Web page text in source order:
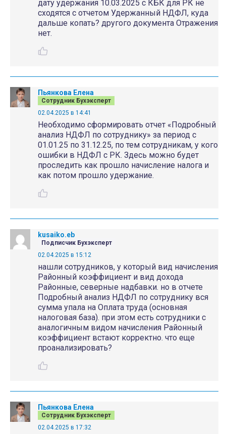
дату удержания 10.03.2025 с КБК для РК не
сходятся с отчетом Удержанный НДФЛ, куда
дальше копать? другого документа Отражения
нет.
Пьянкова Елена
Сотрудник Бухэксперт
02.04.2025 в 14:41
Необходимо сформировать отчет «Подробный
анализ НДФЛ по сотруднику» за период с
01.01.25 по 31.12.25, по тем сотрудникам, у кого
ошибки в НДФЛ с РК. Здесь можно будет
проследить как прошло начисление налога и
как потом прошло удержание.
kusaiko.eb
Подписчик Бухэксперт
02.04.2025 в 15:12
нашли сотрудников, у который вид начисления
Районный коэффициент и вид дохода
Районные, северные надбавки. но в отчете
Подробный анализ НДФЛ по сотруднику вся
сумма упала на Оплата труда (основная
налоговая база). при этом есть сотрудники с
аналогичным видом начисления Районный
коэффициент встают корректно. что еще
проанализировать?
Пьянкова Елена
Сотрудник Бухэксперт
02.04.2025 в 17:32